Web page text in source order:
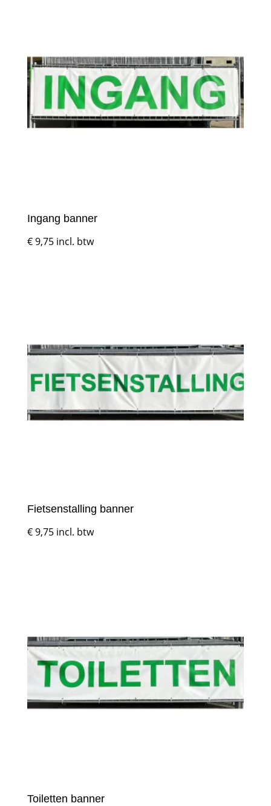
Ingang banner
€9,75 incl. btw
Fietsenstalling banner
€9,75 incl. btw
Toiletten banner